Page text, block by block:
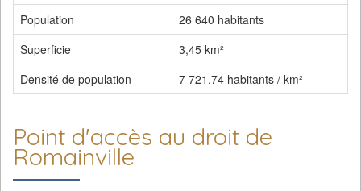
Population
26 640 habitants
Superficie
3,45 km²
Densité de population
7 721,74 habitants / km²
Point d'accès au droit de
Romainville